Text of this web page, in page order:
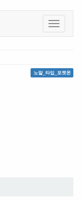
노말_타입_포켓몬